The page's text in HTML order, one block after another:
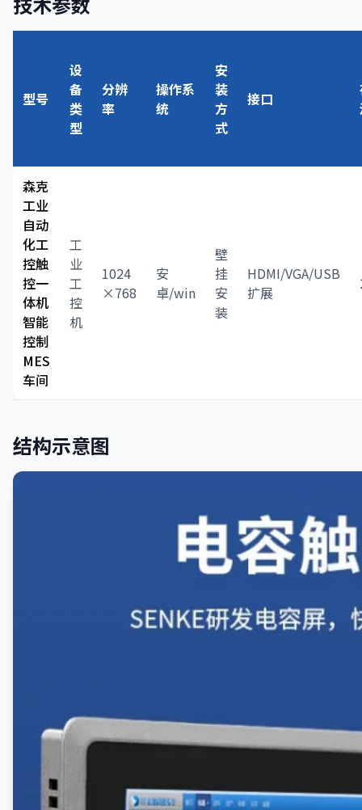
型号
设
备
类
型
分辨
率
操作系
统
安
装
方
式
接口
森克
工业
自动
化工
控触
控一
体机
智能
控制
MES
车间
工
业
工
控
机
1024
×768
安
卓/win
壁
挂
安
装
HDMI/VGA/USB
扩展
结构示意图